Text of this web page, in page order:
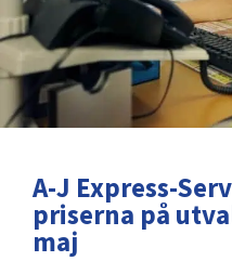
A-J Express-
priserna på
maj